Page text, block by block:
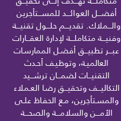
أفضـــل العوائـــد للمســـتأجرين
والـــملاك. تقديـــم حلـــول تقنيـــة
وفنيـــة متكاملـــة لإدارة العقـــارات
عبـــر تطبيـــق أفضـل الممارسـات
العالميـة، وتوظيـف أحـدث
التقنيـــات لضمـــان ترشـــيد
التكاليـــف وتحقيـــق رضـا العـملاء
والمسـتأجرين، مـع الحفـاظ علـى
الأمـــن والسلامـــة والصحـــة